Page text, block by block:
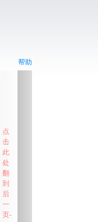
帮助
点
击
此
处
翻
到
后
一
页-